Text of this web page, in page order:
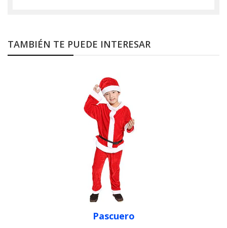
TAMBIÉN TE PUEDE INTERESAR
Pascuero